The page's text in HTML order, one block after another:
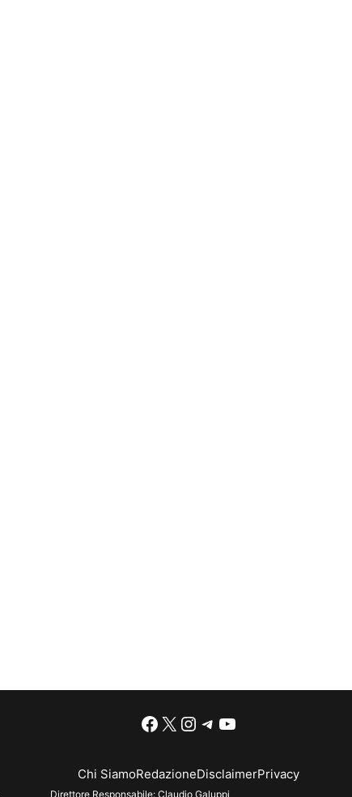
Facebook
X Instagram
Telegram
YouTube
Chi SiamoRedazioneDisclaimerPrivacy
Direttore Responsabile: Claudio Galuppi